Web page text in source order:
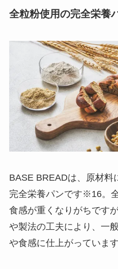
全粒粉使用の完全栄養
BASE BREADは、原材料
完全栄養パンです※16。
食感が重くなりがちです
や製法の工夫により、一
や食感に仕上がっています